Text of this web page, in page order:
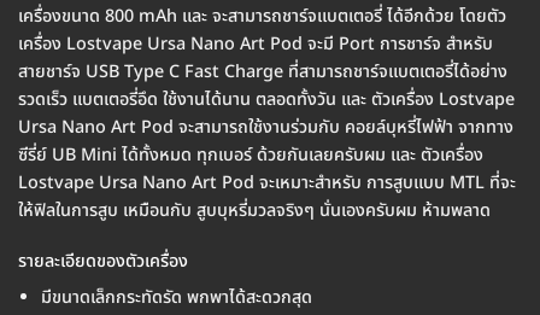
เครื่องขนาด 800 mAh และ จะสามารถชาร์จแบตเตอรี่ ได้อีกด้วย โดยตัว
เครื่อง Lostvape Ursa Nano Art Pod จะมี Port การชาร์จ สำหรับ
สายชาร์จ USB Type C Fast Charge ที่สามารถชาร์จแบตเตอรี่ได้อย่าง
รวดเร็ว แบตเตอรี่อึด ใช้งานได้นาน ตลอดทั้งวัน และ ตัวเครื่อง Lostvape
Ursa Nano Art Pod จะสามารถใช้งานร่วมกับ คอยล์บุหรี่ไฟฟ้า จากทาง
ซีรี่ย์ UB Mini ได้ทั้งหมด ทุกเบอร์ ด้วยกันเลยครับผม และ ตัวเครื่อง
Lostvape Ursa Nano Art Pod จะเหมาะสำหรับ การสูบแบบ MTL ที่จะ
ให้ฟิลในการสูบ เหมือนกับ สูบบุหรี่มวลจริงๆ นั่นเองครับผม ห้ามพลาด
รายละเอียดของตัวเครื่อง
มีขนาดเล็กกระทัดรัด พกพาได้สะดวกสุด